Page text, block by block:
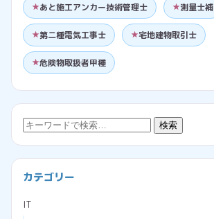
あと施工アンカー技術管理士 測量士補
第二種電気工事士 宅地建物取引士
危険物取扱者甲種
検
索:
検索
カテゴリー
IT